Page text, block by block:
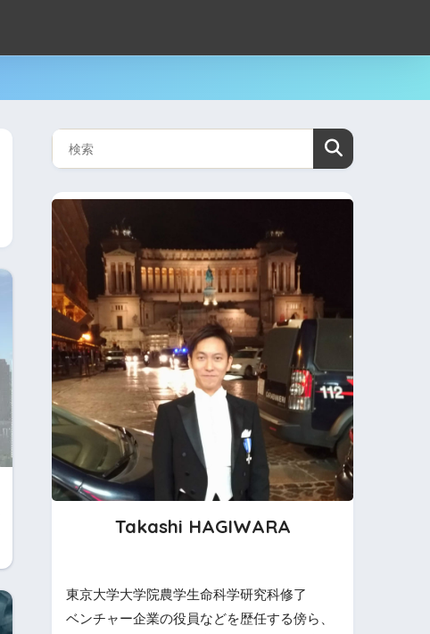
Takashi HAGIWARA
東京大学大学院農学生命科学研究科修了
ベンチャー企業の役員などを歴任する傍ら、